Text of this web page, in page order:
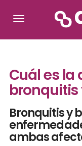
Cuál es la
Bronquitis y
ambas